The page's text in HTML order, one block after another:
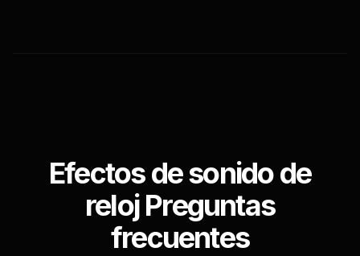
Efectos de sonido de
reloj Preguntas
frecuentes